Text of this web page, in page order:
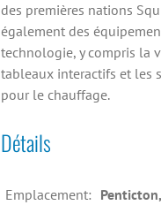
des premières nations
également des
technologie, y compris la
tableaux interactifs et les
pour le chauffage.
Détails
Emplacement: